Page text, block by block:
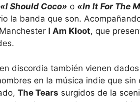
«I Should Coco» o «In It For The
la banda que son.
I Am Kloot, que
discordia también vienen
en la música indie que
The Tears surgidos de la